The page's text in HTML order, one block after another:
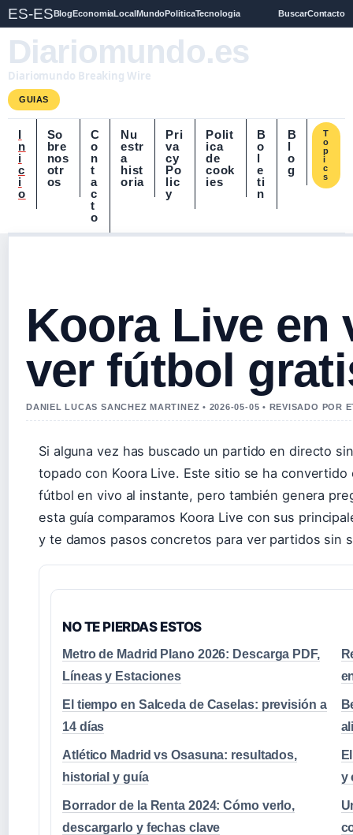
ES-ESBlogEconomiaLocalMundoPoliticaTecnologia BuscarContacto
Diariomundo.es
Diariomundo Breaking Wire
GUIAS
I
n
i
c
i
o
So
bre
nos
otr
os
C
o
n
t
a
c
t
o
Nu
estr
a
hist
oria
Pri
va
cy
Po
lic
y
Polit
ica
de
cook
ies
B
o
l
e
ti
n
B
l
o
g
T
o
p
i
c
s
Koora Live en
ver fútbol
DANIEL LUCAS SANCHEZ MARTINEZ • 2026-05-05 • REVISADO POR
Si alguna vez has buscado un partido en directo
topado con Koora Live. Este sitio se ha
fútbol en vivo al instante, pero también genera
esta guía comparamos Koora Live con sus
y te damos pasos concretos para ver partidos sin
NO TE PIERDAS ESTOS
Metro de Madrid Plano 2026: Descarga PDF,
Líneas y Estaciones
El tiempo en Salceda de Caselas: previsión a
14 días
Atlético Madrid vs Osasuna: resultados,
historial y guía
y
Borrador de la Renta 2024: Cómo verlo,
descargarlo y fechas clave